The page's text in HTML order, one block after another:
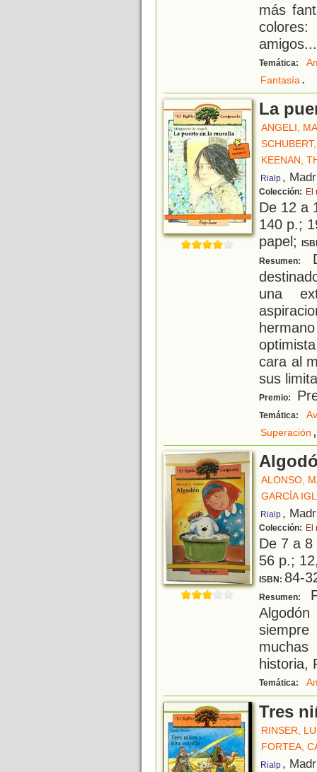
más
Temática:
Fantasía.
La
ANGELI,
KEENAN,
Rialp ,
Colección: El
De 12 a
140 p.;
papel;
Resumen:
una
cara al
sus
Premio:
Temática:
Superación ,
ALONSO,
GARCÍA
Rialp ,
Colección: El
De 7 a
56 p.;
ISBN: 84-
Resumen:
historia,
Temática:
Tres
RINSER,
FORTEA,
Rialp ,